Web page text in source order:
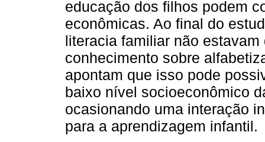
educação dos filhos podem
econômicas. Ao final do
literacia familiar não
conhecimento sobre
apontam que isso pode
baixo nível socioeconômico
ocasionando uma interação
para a aprendizagem infantil.